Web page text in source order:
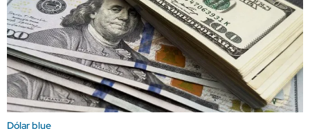
Dólar blue